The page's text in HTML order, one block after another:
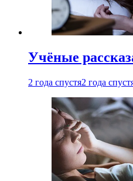
Учёные
2 года спустя2 года